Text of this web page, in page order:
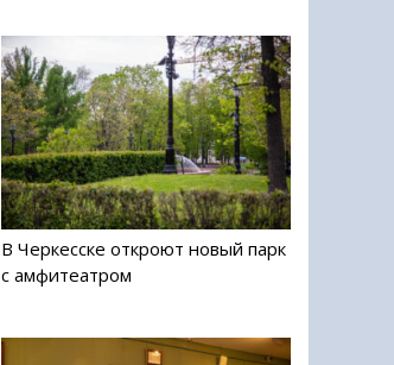
В Черкесске откроют новый парк
с амфитеатром